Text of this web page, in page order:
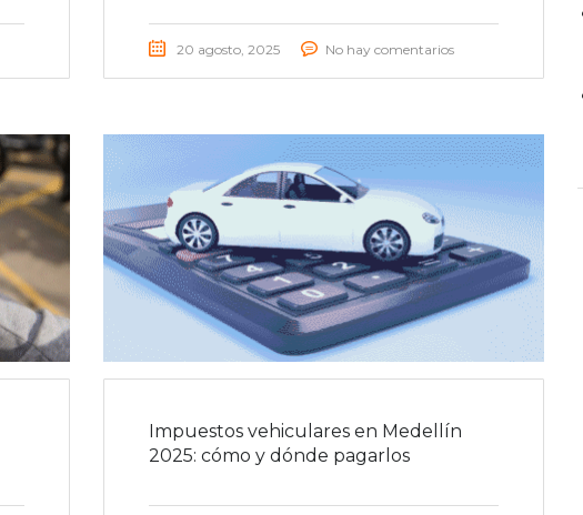
20 agosto, 2025 No hay comentarios
Impuestos vehiculares en Medellín
2025: cómo y dónde pagarlos